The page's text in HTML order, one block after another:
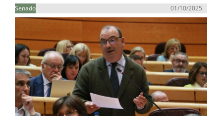
Senado 01/10/2025